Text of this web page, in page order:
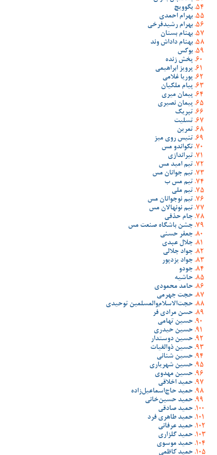
بگوویچ
بهرام احمدی
بهرام رشیدفرخی
بهنام بستان
بهنام داداش وند
بوکس
پخش زنده
پرویز ابراهیمی
پوریا غلامی
پیام ملکیان
پیمان میری
پیمان نصیری
تبریک
تسلیت
تمرین
تنیس روی میز
تکواندو مس
تیراندازی
تیم امید مس
تیم جوانان مس
تیم مس ب
تیم ملی
تیم نوجوانان مس
تیم نونهالان مس
جام حذفی
جشن باشگاه صنعت مس
جعفر حسنی
جلال عبدی
جواد جلالی
جواد یزدپور
جودو
حاشیه
حامد محمودی
حجت جهرمی
حجت‌الاسلام‌والمسلمین توحیدی
حسن مرادی فر
حسین تهامی
حسین حیدری
حسین دوستدار
حسین ذوالغیاث
حسین شنانی
حسین شهریاری
حسین مهدوی
حمید اخلاقی
حمید حاج‌اسماعیل‌زاده
حمید حسین‌خانی
حمید صادقی
حمید طاهری فرد
حمید عرفانی
حمید گلزاری
حمید موسوی
حمید کاظمی